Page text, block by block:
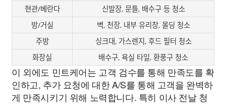
현관/베란다
신발장, 문틀, 배수구 등 청소
방/거실
벽, 천장, 내부 유리창, 몰딩 청소
주방
싱크대, 가스렌지, 후드 필터 청소
화장실
배수구, 욕실 타일, 환풍구 청소
이 외에도 민트케어는 고객 검수를 통해 만족도를 확
인하고, 추가 요청에 대한 A/S를 통해 고객을 완벽하
게 만족시키기 위해 노력합니다. 특히 이사 전날 청